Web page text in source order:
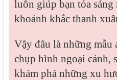
luôn giúp bạn tỏa
khoảnh khắc thanh
Vậy đâu là những mẫu
chụp hình ngoại cảnh,
khám phá những xu